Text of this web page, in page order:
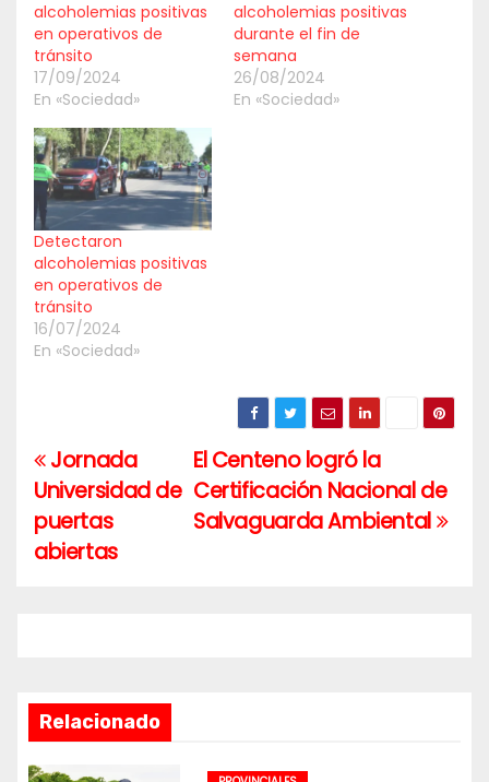
alcoholemias positivas
en operativos de
tránsito
17/09/2024
En «Sociedad»
alcoholemias positivas
durante el fin de
semana
26/08/2024
En «Sociedad»
Detectaron
alcoholemias positivas
en operativos de
tránsito
16/07/2024
En «Sociedad»
Navegación
de
entradas
El Centeno logró la
Certificación Nacional de
Salvaguarda Ambiental
Jornada
Universidad de
puertas
abiertas
Relacionado